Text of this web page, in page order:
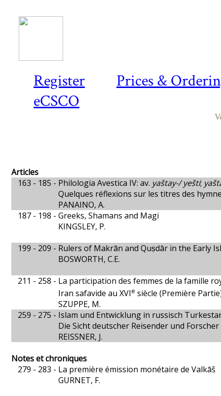
Register
Prices &
eCSCO
Articles
163 - 185 - Philologia Avestica IV: av. yaštay-/ yešti;
Quelques réflexions sur les titres des
PANAINO, A.
187 - 198 - Greeks, Shamans and Magi
KINGSLEY, P.
199 - 209 - Rulers of Makrān and Quṣdār in the Early
BOSWORTH, C.E.
211 - 258 - La participation des femmes de la famille
Iran safavide au XVIe siècle (Première
SZUPPE, M.
259 - 275 - Islam und Entwicklung in russisch
Die Sicht deutscher Reisender und
REISSNER, J.
Notes et chroniques
279 - 283 - La première émission monétaire de Valkāš
GURNET, F.